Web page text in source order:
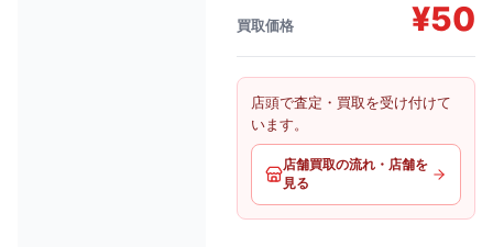
買取価格 ¥50
店頭で査定・買取を受け付けて
います。
店舗買取の流れ・店舗を
見る